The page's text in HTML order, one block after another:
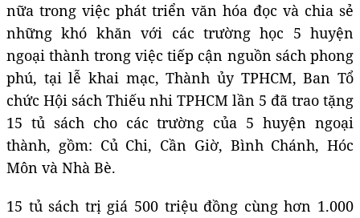
nữa trong việc phát triển văn hóa đọc và chia sẻ
những khó khăn với các trường học 5 huyện
ngoại thành trong việc tiếp cận nguồn sách phong
phú, tại lễ khai mạc, Thành ủy TPHCM, Ban Tổ
chức Hội sách Thiếu nhi TPHCM lần 5 đã trao tặng
15 tủ sách cho các trường của 5 huyện ngoại
thành, gồm: Củ Chi, Cần Giờ, Bình Chánh, Hóc
Môn và Nhà Bè.
15 tủ sách trị giá 500 triệu đồng cùng hơn 1.000